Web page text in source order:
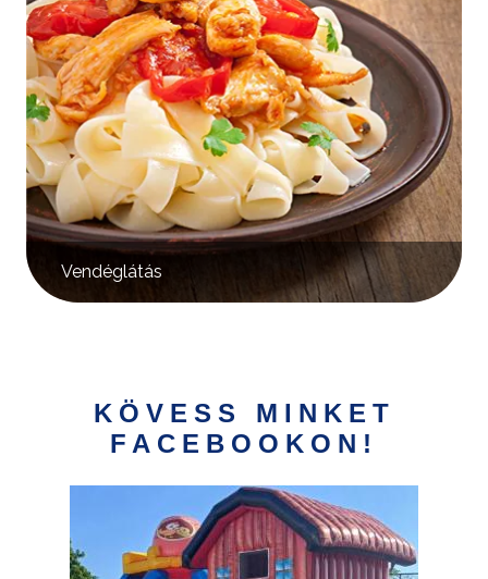
Vendéglátás
KÖVESS MINKET
FACEBOOKON!